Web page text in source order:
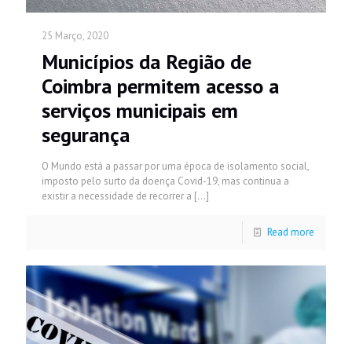
25 Março, 2020
Municípios da Região de
Coimbra permitem acesso a
serviços municipais em
segurança
O Mundo está a passar por uma época de isolamento social,
imposto pelo surto da doença Covid-19, mas continua a
existir a necessidade de recorrer a […]
Read more